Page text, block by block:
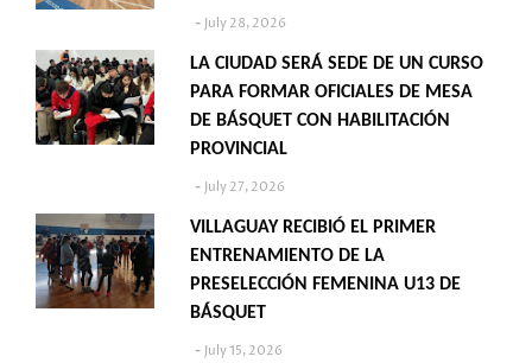
July 28, 2026
LA CIUDAD SERÁ SEDE DE UN CURSO
PARA FORMAR OFICIALES DE MESA
DE BÁSQUET CON HABILITACIÓN
PROVINCIAL
July 27, 2026
VILLAGUAY RECIBIÓ EL PRIMER
ENTRENAMIENTO DE LA
PRESELECCIÓN FEMENINA U13 DE
BÁSQUET
July 15, 2026